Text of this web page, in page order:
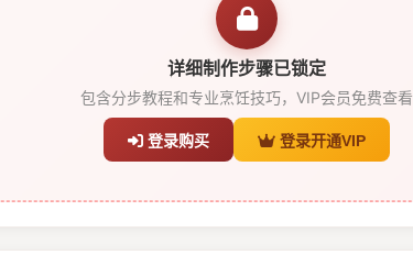
详细制作步骤已锁定
包含分步教程和专业烹饪技巧，VIP会员免费查看
登录购买 登录开通VIP